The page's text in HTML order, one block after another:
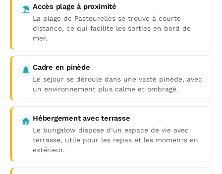
Accès plage à proximité
La plage de Pastourelles se trouve à courte
distance, ce qui facilite les sorties en bord de
mer.
Cadre en pinède
Le séjour se déroule dans une vaste pinède, avec
un environnement plus calme et ombragé.
Hébergement avec terrasse
Le bungalow dispose d’un espace de vie avec
terrasse, utile pour les repas et les moments en
extérieur.